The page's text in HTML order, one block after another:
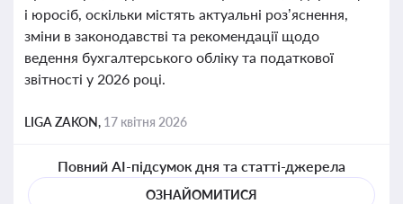
і юросіб, оскільки містять актуальні роз’яснення,
зміни в законодавстві та рекомендації щодо
ведення бухгалтерського обліку та податкової
звітності у 2026 році.
LIGA ZAKON, 17 квітня 2026
Повний AI-підсумок дня та статті-джерела
ОЗНАЙОМИТИСЯ